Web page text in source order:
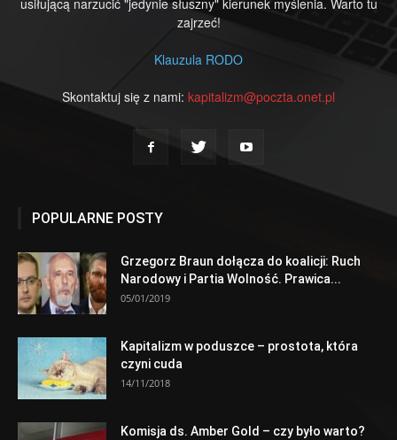
usiłującą narzucić "jedynie słuszny" kierunek myślenia. Warto tu
zajrzeć!
Klauzula RODO
Skontaktuj się z nami: kapitalizm@poczta.onet.pl
POPULARNE POSTY
Grzegorz Braun dołącza do koalicji: Ruch
Narodowy i Partia Wolność. Prawica...
05/01/2019
Kapitalizm w poduszce – prostota, która
czyni cuda
14/11/2018
Komisja ds. Amber Gold – czy było warto?